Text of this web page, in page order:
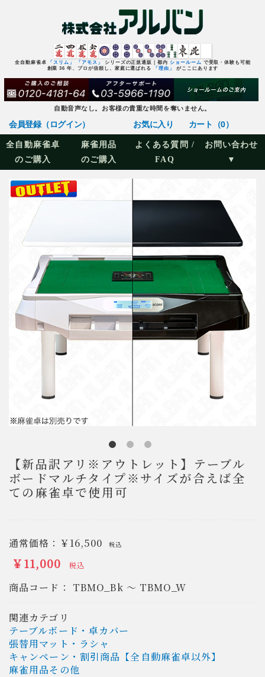
全自動麻雀卓 「スリム」 「アモス」 シリーズの正規通販｜都内 ショールーム で受取・体験も可能
創業 36 年、プロが信頼し、家庭に選ばれる 「理由」 がここにあります
自動音声なし。お客様の貴重な時間を奪いません。
会員登録（ログイン） お気に入り カート（0）
全自動麻雀卓
のご購入
麻雀用品
のご購入
よくある質問 /
FAQ
お問い合わせ
▼
【新品訳アリ※アウトレット】テーブル
ボードマルチタイプ※サイズが合えば全
ての麻雀卓で使用可
通常価格： ￥16,500 税込
￥11,000 税込
商品コード： TBMO_Bk ～ TBMO_W
関連カテゴリ
テーブルボード・卓カバー
張替用マット・ラシャ
キャンペーン・割引商品【全自動麻雀卓以外】
麻雀用品その他